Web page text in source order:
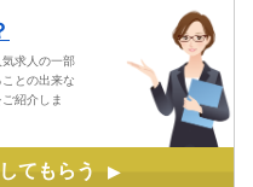
求人の一部
との出来な
紹介しま
てもらう ▶